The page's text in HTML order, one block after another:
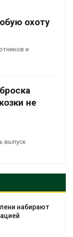
охоту
и
не
выпуск
набирают